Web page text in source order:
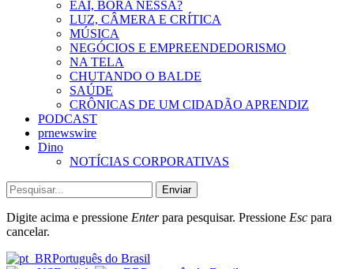
EAÍ, BORA NESSA?
LUZ, CÂMERA E CRÍTICA
MÚSICA
NEGÓCIOS E EMPREENDEDORISMO
NA TELA
CHUTANDO O BALDE
SAÚDE
CRÔNICAS DE UM CIDADÃO APRENDIZ
PODCAST
prnewswire
Dino
NOTÍCIAS CORPORATIVAS
Enviar
Digite acima e pressione Enterpara pesquisar. Pressione Esc para
cancelar.
Português do Brasil